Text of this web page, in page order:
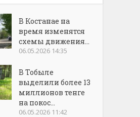
В Костанае на
время изменятся
схемы движения...
06.05.2026 14:35
В Тобыле
выделили более 13
миллионов тенге
на покос...
06.05.2026 11:42